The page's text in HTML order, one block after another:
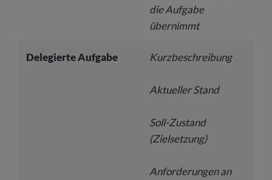
die Aufgabe
übernimmt
Delegierte Aufgabe Kurzbeschreibung
Aktueller Stand
Soll-Zustand
(Zielsetzung)
Anforderungen an